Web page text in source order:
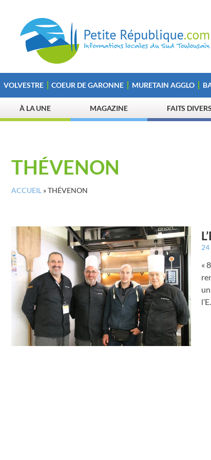
VOLVESTRE COEUR DE GARONNE MURETAIN AGGLO
À LA UNE MAGAZINE FAITS
THÉVENON
ACCUEIL »THÉVENON
«